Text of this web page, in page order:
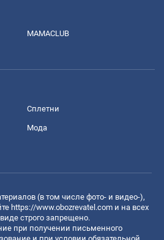
MAMACLUB
Сплетни
Мода
(в том числе фото- и видео-),
https://www.obozrevatel.com и на всех
строго запрещено.
при получении письменного